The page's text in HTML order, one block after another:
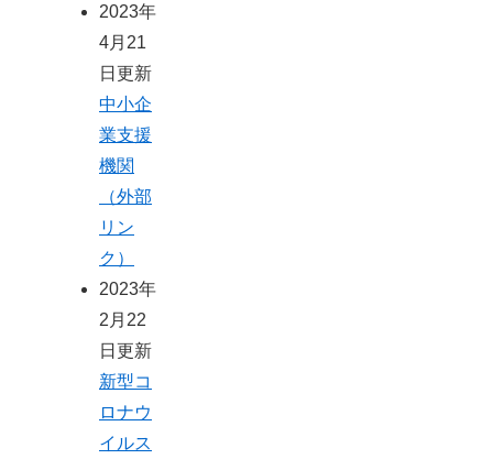
2023年
4月21
日更新
中小企
業支援
機関
（外部
リン
ク）
2023年
2月22
日更新
新型コ
ロナウ
イルス